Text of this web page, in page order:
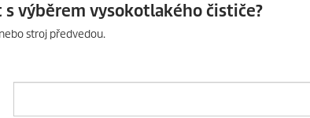
výběrem vysokotlakého čističe?
stroj předvedou.